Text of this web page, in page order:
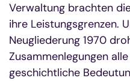
Verwaltung brachten
ihre Leistungsgrenzen.
Neugliederung 1970
Zusammenlegungen
geschichtliche